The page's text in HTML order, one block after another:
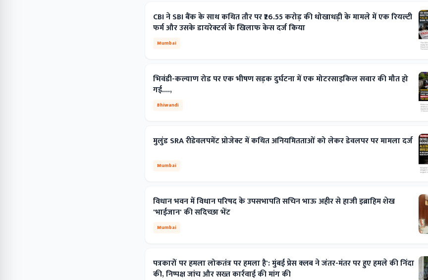
CBI ने SBI बैंक के साथ कथित तौर पर ₹26.55 करोड़ की धोखाधड़ी के मामले में एक रियल्टी
फर्म और उसके डायरेक्टर्स के खिलाफ केस दर्ज किया
Mumbai
भिवंडी-कल्याण रोड पर एक भीषण सड़क दुर्घटना में एक मोटरसाइकिल सवार की मौत हो
गई....,
Bhiwandi
मुलुंड SRA रीडेवलपमेंट प्रोजेक्ट में कथित अनियमितताओं को लेकर डेवलपर पर मामला दर्ज
Mumbai
विधान भवन में विधान परिषद के उपसभापति सचिन भाऊ अहीर से हाजी इब्राहिम शेख
'भाईजान' की सदिच्छा भेंट
Mumbai
पत्रकारों पर हमला लोकतंत्र पर हमला है': मुंबई प्रेस क्लब ने जंतर-मंतर पर हुए हमले की निंदा
की, निष्पक्ष जांच और सख्त कार्रवाई की मांग की